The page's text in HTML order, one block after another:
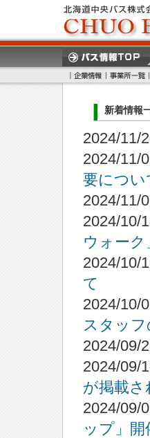
新着情報
2024/11/
2024/11/
要につい
2024/11/
2024/10/
ウォーク
2024/10/
て
2024/10/
スタッ
2024/09/
2024/09/
が掲載さ
2024/09/
ップ」開